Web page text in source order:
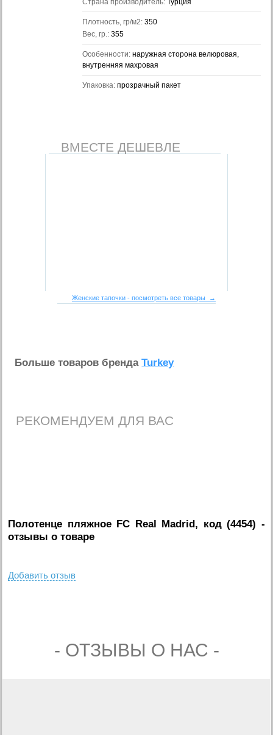
Страна производитель: Турция
Плотность, гр/м2: 350
Вес, гр.: 355
Особенности: наружная сторона велюровая,
внутренняя махровая
Упаковка: прозрачный пакет
ВМЕСТЕ ДЕШЕВЛЕ
Женские тапочки - посмотреть все товары →
Больше товаров брендаTurkey
РЕКОМЕНДУЕМ ДЛЯ ВАС
Полотенце пляжное FC Real Madrid, код (4454) -
отзывы о товаре
Добавить отзыв
- ОТЗЫВЫ О НАС -